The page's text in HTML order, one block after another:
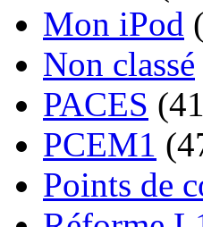
Mon iPod
Non classé
PACES
PCEM1
Points de